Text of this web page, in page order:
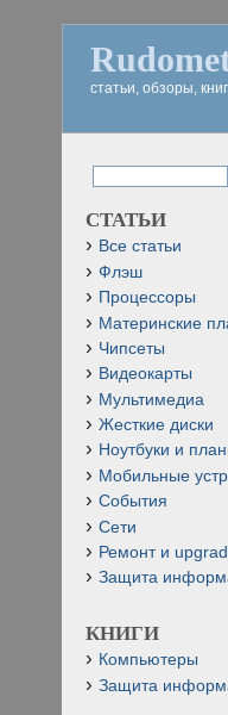
статьи, обзоры,
СТАТЬИ
Все статьи
Флэш
Процессоры
Материнские
Чипсеты
Видеокарты
Мультимедиа
Жесткие диски
Ноутбуки и
Мобильные
События
Сети
Ремонт и
Защита
КНИГИ
Компьютеры
Защита